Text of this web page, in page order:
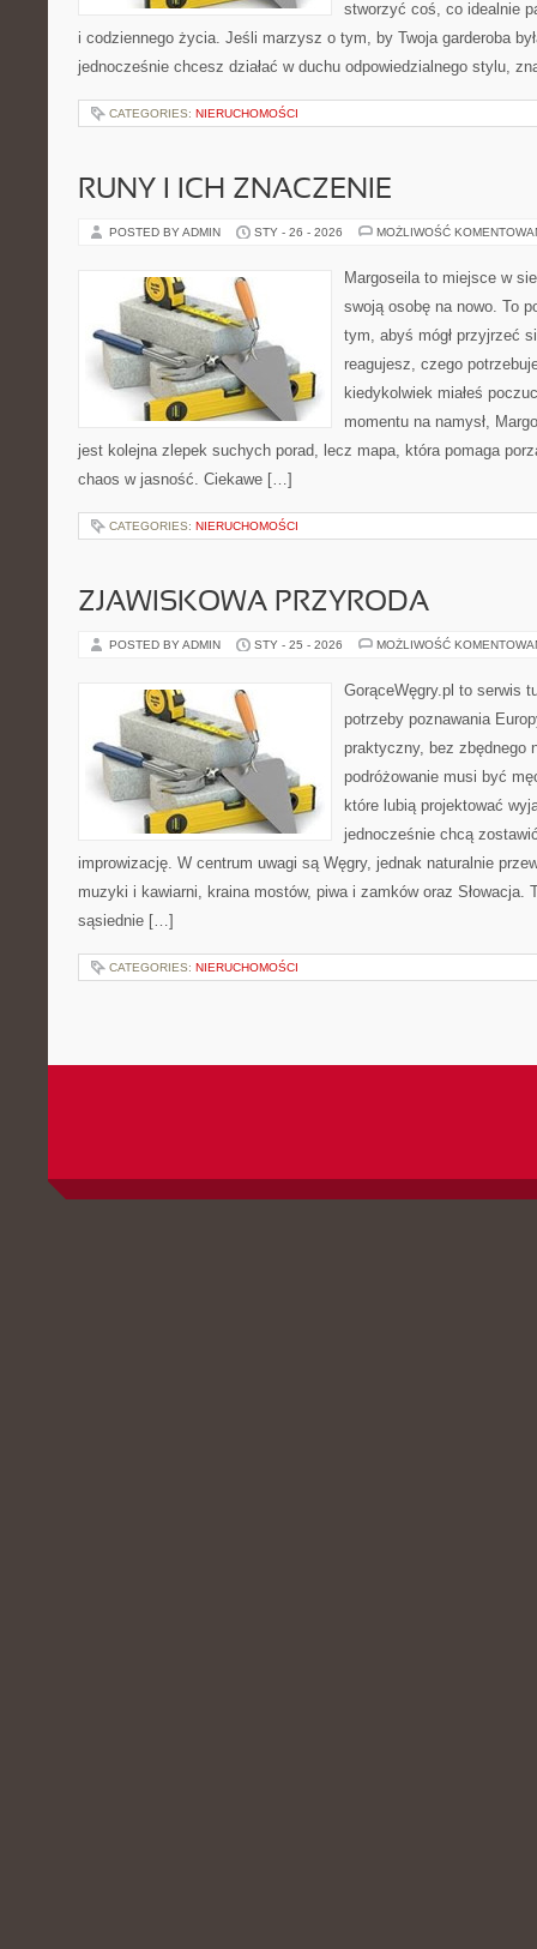
stworzyć coś, co idealnie
i codziennego życia. Jeśli marzysz o tym, by Twoja garderoba
jednocześnie chcesz działać w duchu odpowiedzialnego stylu,
CATEGORIES: NIERUCHOMOŚCI
RUNY I ICH ZNACZENIE
POSTED BY ADMIN STY - 26 - 2026 MOŻLIWOŚĆ
Margoseila to miejsce w
swoją osobę na nowo. To
tym, abyś mógł przyjrzeć
reagujesz, czego
kiedykolwiek miałeś
momentu na namysł,
jest kolejna zlepek suchych porad, lecz mapa, która pomaga
chaos w jasność. Ciekawe […]
CATEGORIES: NIERUCHOMOŚCI
ZJAWISKOWA PRZYRODA
POSTED BY ADMIN STY - 25 - 2026 MOŻLIWOŚĆ
GorąceWęgry.pl to serwis
potrzeby poznawania
praktyczny, bez zbędnego
podróżowanie musi być
które lubią projektować
jednocześnie chcą
improwizację. W centrum uwagi są Węgry, jednak naturalnie
muzyki i kawiarni, kraina mostów, piwa i zamków oraz Słowacja.
sąsiednie […]
CATEGORIES: NIERUCHOMOŚCI